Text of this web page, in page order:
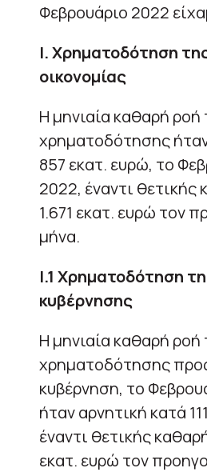
Φεβρουάριο 2022
Ι. Χρηματοδότηση
οικονομίας
H μηνιαία καθαρή ροή
χρηματοδότησης
857 εκατ. ευρώ, το
2022, έναντι θετικής
1.671 εκατ. ευρώ τον
μήνα.
Ι.1 Χρηματοδότηση
κυβέρνησης
Η μηνιαία καθαρή ροή
χρηματοδότησης
κυβέρνηση, το
ήταν αρνητική κατά
έναντι θετικής
εκατ. ευρώ τον